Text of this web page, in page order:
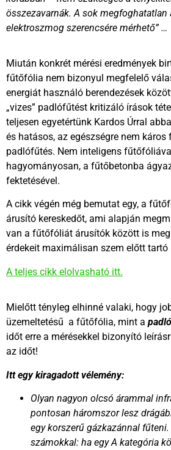
összezavarnák. A sok
elektroszmog szerencsére mérhető” …
Miután konkrét mérési eredmények
fűtőfólia nem bizonyul megfelelő
energiát használó berendezések
„vizes” padlófűtést kritizáló írások
teljesen egyetértünk Kardos Úrral
és hatásos, az egészségre nem
padlófűtés. Nem inteligens
hagyományosan, a fűtőbetonba
fektetésével.
A cikk végén még bemutat egy, a
árusító kereskedőt, ami alapján
van a fűtőfóliát árusítók között is
érdekeit maximálisan szem előtt tartó
A teljes cikk elolvasható itt.
Mielőtt tényleg elhinné valaki, hogy
üzemeltetésű a fűtőfólia, mint a
időt erre a mérésekkel bizonyító
az időt!
Itt egy kiragadott vélemény:
Olyan nagyon olcsó árammal
pontosan háromszor lesz
egy korszerű gázkazánnal
számokkal: ha egy A kategória